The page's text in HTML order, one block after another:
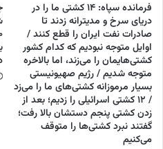
فرمانده سپاه: ۱۴ کشتی ما را در
دریای سرخ و مدیترانه زدند تا
صادرات نفت ایران را قطع کنند /
اوایل متوجه نبودیم که کدام کشور
کشتی‌هایمان را می‌زند، اما بالاخره
متوجه شدیم / رژیم صهیونیستی
بسیار مرموزانه کشتی‌های ما را می‌زد
/ ۱۲ کشتی اسرائیلی را زدیم؛ بعد از
زدن کشتی پنجم دستشان بالا رفت؛
گفتند نبرد کشتی‌ها را متوقف
می‌کنیم